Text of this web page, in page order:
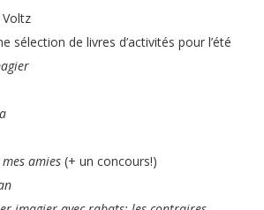
sélection de livres d’activités pour l’été
mes amies (+ un concours!)